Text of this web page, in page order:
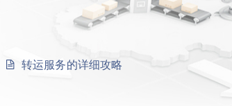
转运服务的详细攻略